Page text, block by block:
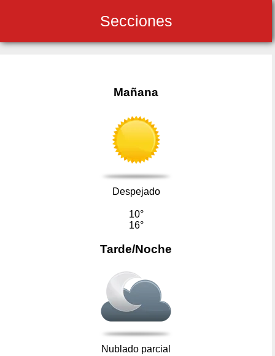
Secciones
Mañana
Despejado
10°
16°
Tarde/Noche
Nublado parcial